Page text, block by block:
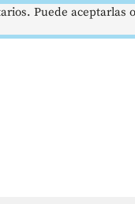
Puede aceptarlas